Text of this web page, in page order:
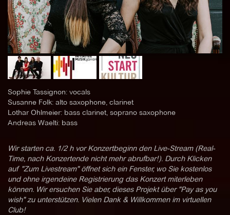
Sophie Tassignon: vocals
Susanne Folk: alto saxophone, clarinet
Lothar Ohlmeier: bass clarinet, soprano saxophone
Andreas Waelti: bass
Wir starten ca. 1/2 h vor Konzertbeginn den Live-Stream (Real-
Time, nach Konzertende nicht mehr abrufbar!). Durch Klicken
auf "Zum Livestream" öffnet sich ein Fenster, wo Sie kostenlos
und ohne irgendeine Registrierung das Konzert miterleben
können. Wir ersuchen Sie aber, dieses Projekt über "Pay as you
wish" zu unterstützen. Vielen Dank & Willkommen im virtuellen
Club!